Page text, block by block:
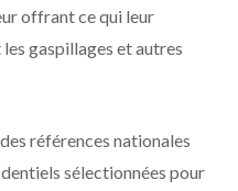
offrant ce qui leur
gaspillages et autres
références nationales
sélectionnées pour